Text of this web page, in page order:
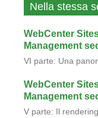
MokaByte è un
Imola
Via Selice 66/a
C.F. e Iscriz.
P.I. 00614381200